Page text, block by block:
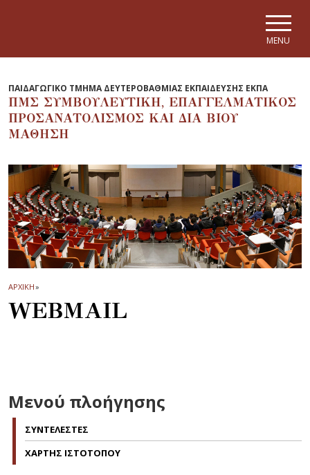
MENU
ΠΑΙΔΑΓΩΓΙΚΟ ΤΜΗΜΑ ΔΕΥΤΕΡΟΒΑΘΜΙΑΣ ΕΚΠΑΙΔΕΥΣΗΣ ΕΚΠΑ
ΠΜΣ ΣΥΜΒΟΥΛΕΥΤΙΚΗ, ΕΠΑΓΓΕΛΜΑΤΙΚΟΣ
ΠΡΟΣΑΝΑΤΟΛΙΣΜΟΣ ΚΑΙ ΔΙΑ ΒΙΟΥ
ΜΑΘΗΣΗ
ΑΡΧΙΚΗ»
WEBMAIL
Μενού πλοήγησης
ΣΥΝΤΕΛΕΣΤΕΣ
ΧΑΡΤΗΣ ΙΣΤΟΤΟΠΟΥ